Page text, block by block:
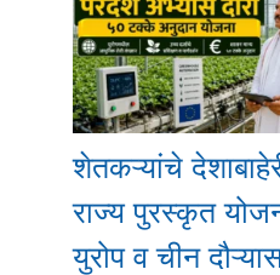
शेतकऱ्यांचे
राज्य पुरस्कृत
युरोप व चीन